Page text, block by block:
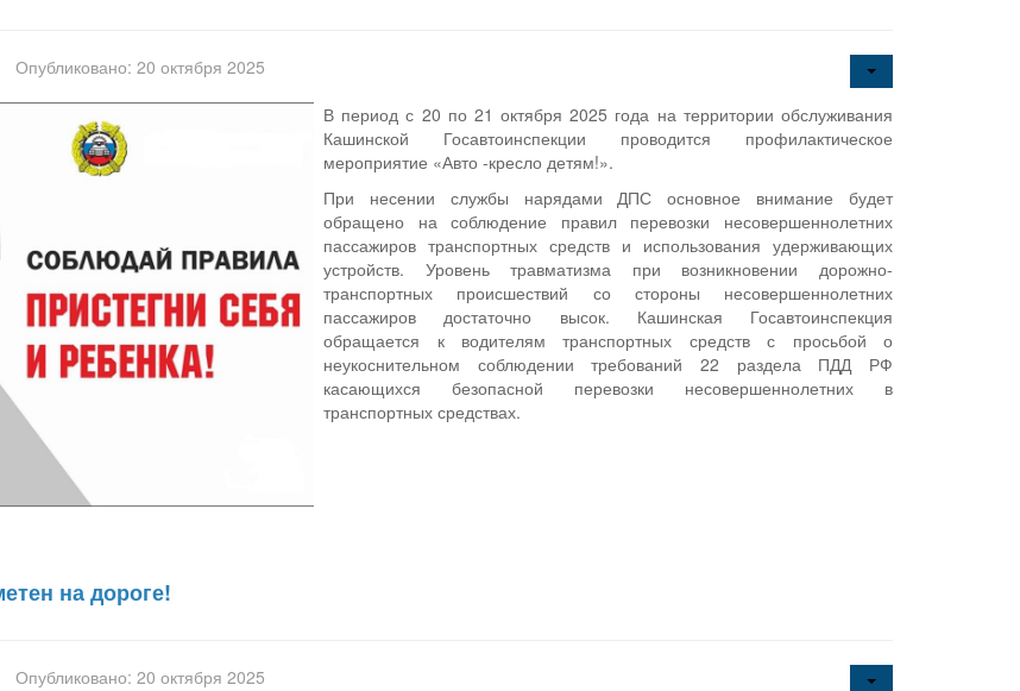
Опубликовано: 20 октября 2025
В период с 20 по 21 октября 2025 года на территории обслуживания
Кашинской Госавтоинспекции проводится профилактическое
мероприятие «Авто -кресло детям!».
При несении службы нарядами ДПС основное внимание будет
обращено на соблюдение правил перевозки несовершеннолетних
пассажиров транспортных средств и использования удерживающих
устройств. Уровень травматизма при возникновении дорожно-
транспортных происшествий со стороны несовершеннолетних
пассажиров достаточно высок. Кашинская Госавтоинспекция
обращается к водителям транспортных средств с просьбой о
неукоснительном соблюдении требований 22 раздела ПДД РФ
касающихся безопасной перевозки несовершеннолетних в
транспортных средствах.
на дороге!
Опубликовано: 20 октября 2025